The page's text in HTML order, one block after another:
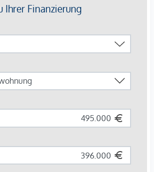
auf Nutzwerte statt m²
"Baumgasse", 77A "Schlachthausgasse"
18 "Baumgasse"
1,1% des Kaufpreises
3,5% des Kaufpreises
des Kaufpreises + 20% USt.